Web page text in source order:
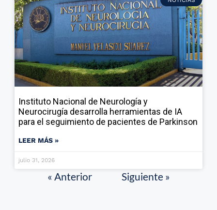
Instituto Nacional de Neurología y
Neurocirugía desarrolla herramientas de IA
para el seguimiento de pacientes de Parkinson
LEER MÁS »
julio 31, 2026
« Anterior Siguiente »